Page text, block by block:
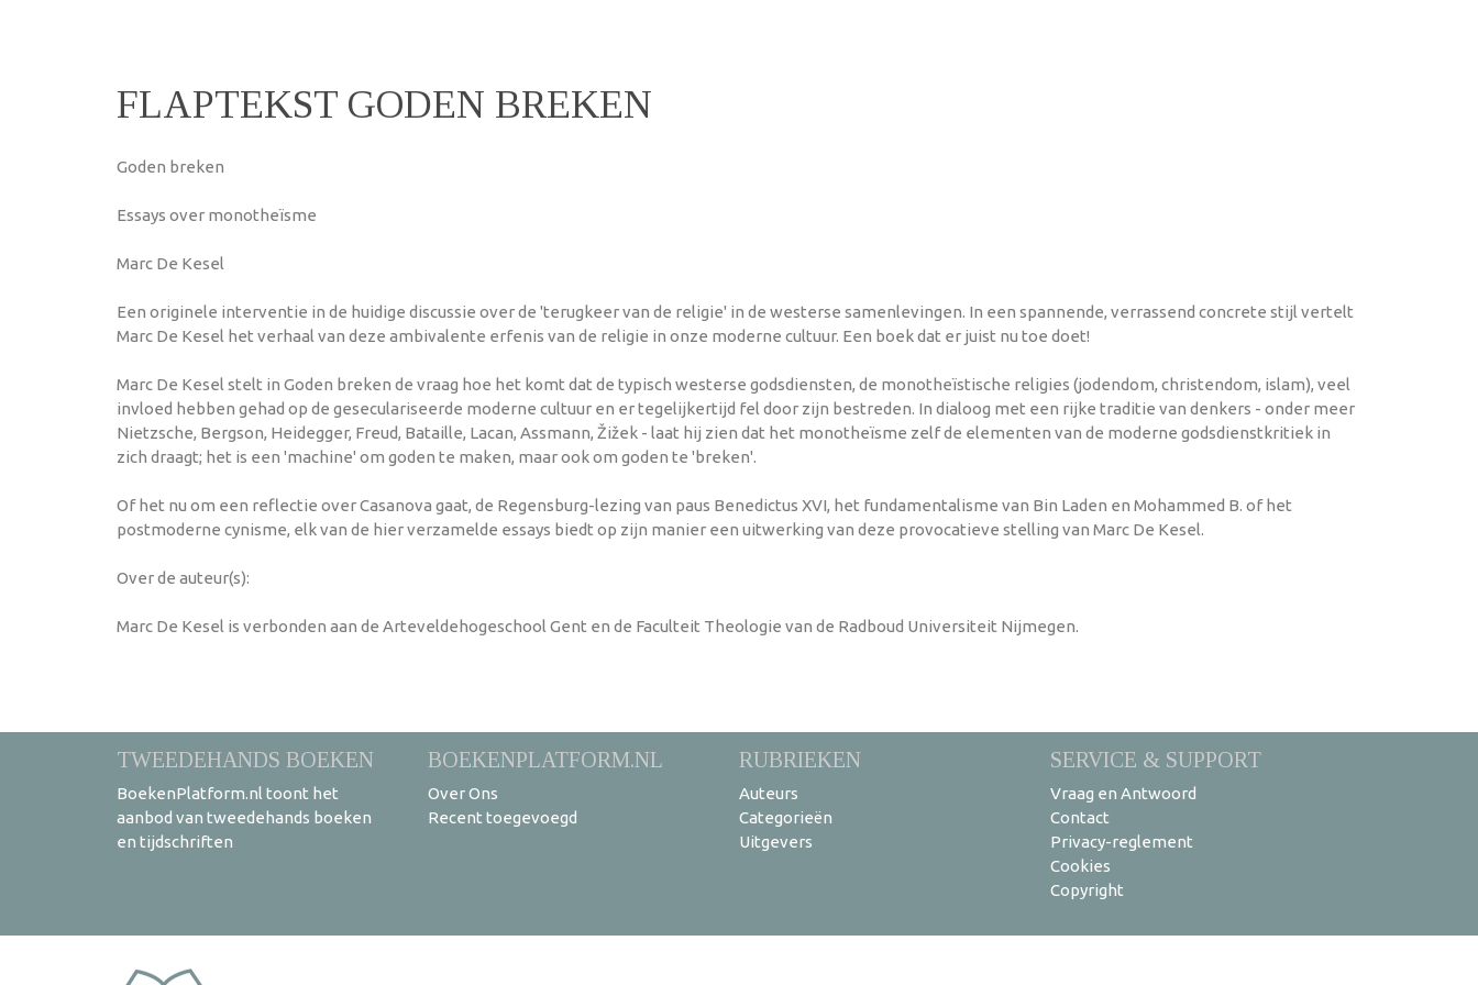
FLAPTEKST GODEN BREKEN
Goden breken
Essays over monotheïsme
Marc De Kesel
Een originele interventie in de huidige discussie over de 'terugkeer van de religie' in de westerse samenlevingen. In een spannende, verrassend concrete stijl vertelt
Marc De Kesel het verhaal van deze ambivalente erfenis van de religie in onze moderne cultuur. Een boek dat er juist nu toe doet!
Marc De Kesel stelt in Goden breken de vraag hoe het komt dat de typisch westerse godsdiensten, de monotheïstische religies (jodendom, christendom, islam), veel
invloed hebben gehad op de geseculariseerde moderne cultuur en er tegelijkertijd fel door zijn bestreden. In dialoog met een rijke traditie van denkers - onder meer
Nietzsche, Bergson, Heidegger, Freud, Bataille, Lacan, Assmann, Žižek - laat hij zien dat het monotheïsme zelf de elementen van de moderne godsdienstkritiek in
zich draagt; het is een 'machine' om goden te maken, maar ook om goden te 'breken'.
Of het nu om een reflectie over Casanova gaat, de Regensburg-lezing van paus Benedictus XVI, het fundamentalisme van Bin Laden en Mohammed B. of het
postmoderne cynisme, elk van de hier verzamelde essays biedt op zijn manier een uitwerking van deze provocatieve stelling van Marc De Kesel.
Over de auteur(s):
Marc De Kesel is verbonden aan de Arteveldehogeschool Gent en de Faculteit Theologie van de Radboud Universiteit Nijmegen.
TWEEDEHANDS BOEKEN
BoekenPlatform.nl toont het
aanbod van tweedehands boeken
en tijdschriften
BOEKENPLATFORM.NL
Over Ons
Recent toegevoegd
RUBRIEKEN
Auteurs
Categorieën
Uitgevers
SERVICE & SUPPORT
Vraag en Antwoord
Contact
Privacy-reglement
Cookies
Copyright